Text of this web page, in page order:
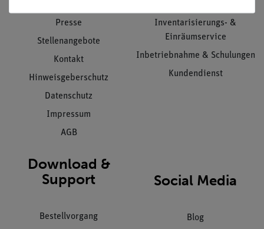
Presse
Stellenangebote
Kontakt
Hinweisgeberschutz
Datenschutz
Impressum
AGB
Inventarisierungs- &
Einräumservice
Inbetriebnahme & Schulungen
Kundendienst
Download &
Support
Bestellvorgang
Social Media
Blog